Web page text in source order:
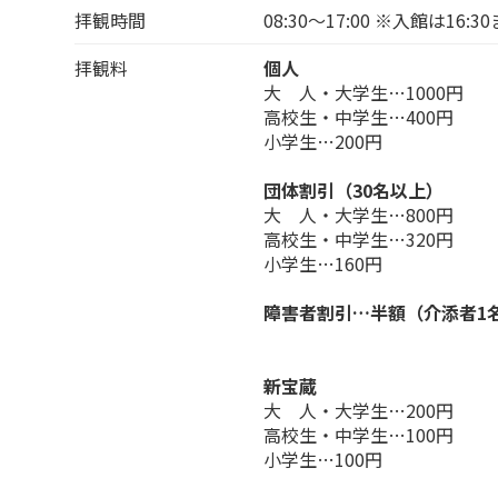
拝観時間
08:30～17:00 ※入館は16:30
拝観料
個人
大 人・大学生…1000円
高校生・中学生…400円
小学生…200円
団体割引（30名以上）
大 人・大学生…800円
高校生・中学生…320円
小学生…160円
障害者割引…半額（介添者1
新宝蔵
大 人・大学生…200円
高校生・中学生…100円
小学生…100円